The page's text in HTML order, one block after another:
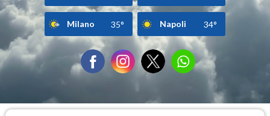
Milano 35° Napoli 34°